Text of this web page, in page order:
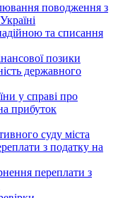
поводження з
та списання
позики
державного
у справі про
прибуток
суду міста
з податку на
переплати з